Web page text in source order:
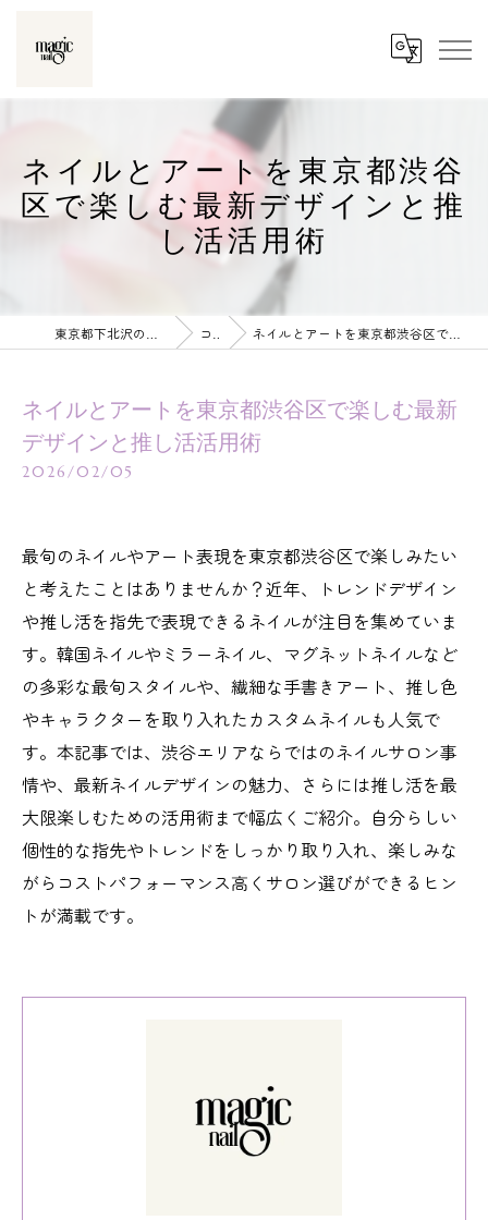
ネイルとアートを東京都渋谷
区で楽しむ最新デザインと推
し活活用術
コラム ネイルとアートを東京都渋谷区で楽しむ最新デザインと推し活活用術
ネイルとアートを東京都渋谷区で楽しむ最新
デザインと推し活活用術
2026/02/05
最旬のネイルやアート表現を東京都渋谷区で楽しみたい
と考えたことはありませんか？近年、トレンドデザイン
や推し活を指先で表現できるネイルが注目を集めていま
す。韓国ネイルやミラーネイル、マグネットネイルなど
の多彩な最旬スタイルや、繊細な手書きアート、推し色
やキャラクターを取り入れたカスタムネイルも人気で
す。本記事では、渋谷エリアならではのネイルサロン事
情や、最新ネイルデザインの魅力、さらには推し活を最
大限楽しむための活用術まで幅広くご紹介。自分らしい
個性的な指先やトレンドをしっかり取り入れ、楽しみな
がらコストパフォーマンス高くサロン選びができるヒン
トが満載です。